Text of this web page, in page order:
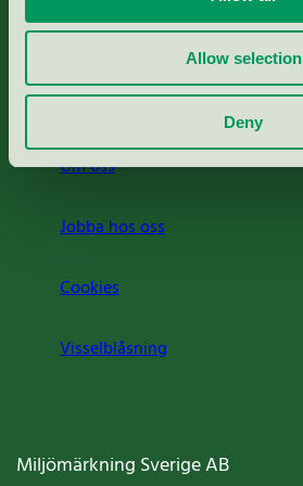
Allow selection
Deny
Rapporter & undersökningar
Press
Om oss
Jobba hos oss
Cookies
Visselblåsning
Miljömärkning Sverige AB